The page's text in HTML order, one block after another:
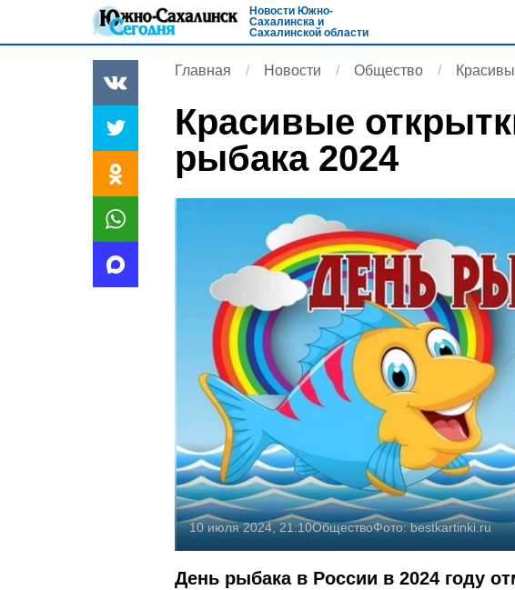
Новости Южно-
Сахалинска и
Сахалинской области
Главная Новости Общество
Красивые
рыбака 2024
10 июля 2024, 21:10ОбществоФото:bestkartinki.ru
День рыбака в России в 2024 году